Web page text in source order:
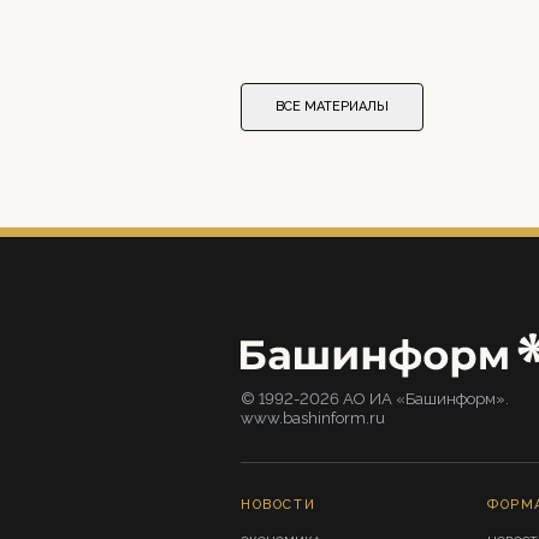
ВСЕ МАТЕРИАЛЫ
© 1992-2026 АО ИА «Башинформ».
www.bashinform.ru
НОВОСТИ